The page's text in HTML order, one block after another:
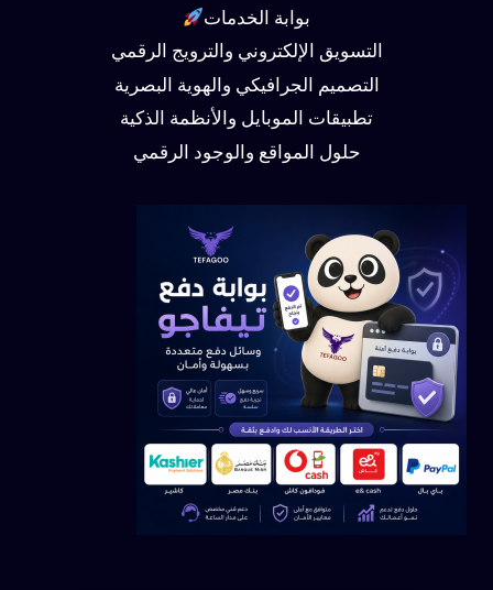
بوابة الخدمات
التسويق الإلكتروني والترويج الرقمي
التصميم الجرافيكي والهوية البصرية
تطبيقات الموبايل والأنظمة الذكية
حلول المواقع والوجود الرقمي